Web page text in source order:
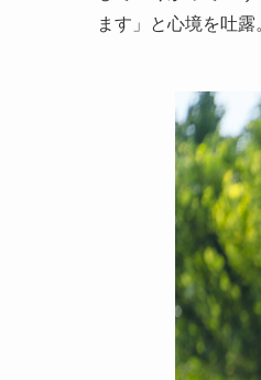
ます」と心境を吐露。